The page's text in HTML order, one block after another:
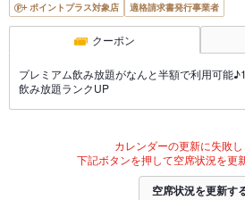
ポイントプラス対象店
適格請求書発行事業者
クーポン
プレミアム飲み放題がなんと半額で利用可能
飲み放題ランクUP
カレンダーの更新に失敗し
下記ボタンを押して空席状況を更
空席状況を更新す